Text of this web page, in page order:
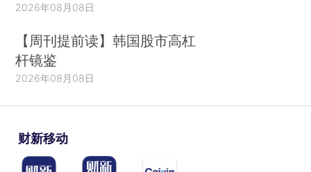
2026年08月08日
【周刊提前读】韩国股市高杠
杆镜鉴
2026年08月08日
财新移动